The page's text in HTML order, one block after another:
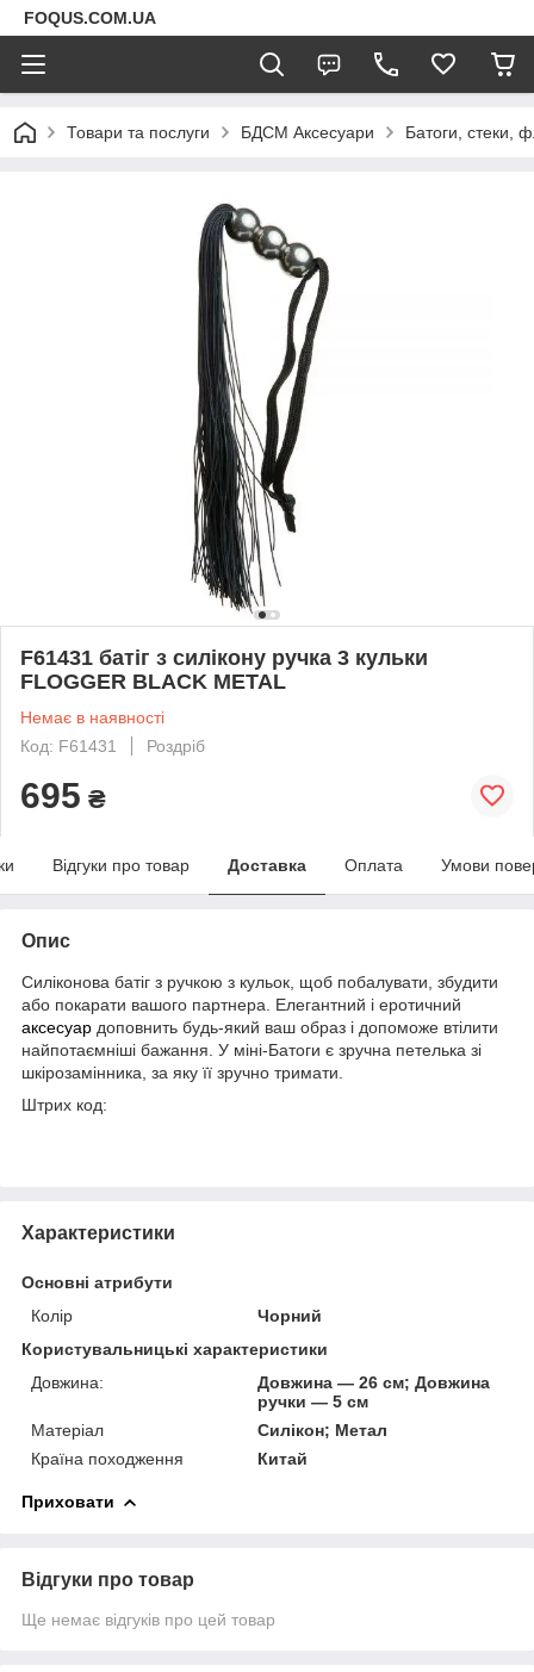
FOQUS.COM.UA
Товари та послуги БДСМ Аксесуари Батоги, стеки,
F61431 батіг з силікону ручка 3 кульки
FLOGGER BLACK METAL
Немає в наявності
Код: F61431
Роздріб
695 ₴
Відгуки про товар Доставка Оплата Умови
Опис
Силіконова батіг з ручкою з кульок, щоб побалувати, збудити
або покарати вашого партнера. Елегантний і еротичний
аксесуар доповнить будь-який ваш образ і допоможе втілити
найпотаємніші бажання. У міні-Батоги є зручна петелька зі
шкірозамінника, за яку її зручно тримати.
Штрих код:
Характеристики
Основні атрибути
Колір
Чорний
Користувальницькі характеристики
Довжина:
Довжина — 26 см; Довжина
ручки — 5 см
Матеріал
Силікон; Метал
Країна походження
Китай
Приховати
Відгуки про товар
Ще немає відгуків про цей товар